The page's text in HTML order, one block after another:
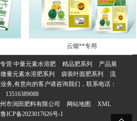
云烟**专用
营 中量元素水溶肥 精品肥系列
产品展
微量元素水溶肥系列 袋装叶面肥系列
流
务,有意向的客户请咨询我们，联系电话：
13516389088
市润田肥料有限公司 网站地图
XML
鲁ICP备2023017626号-1